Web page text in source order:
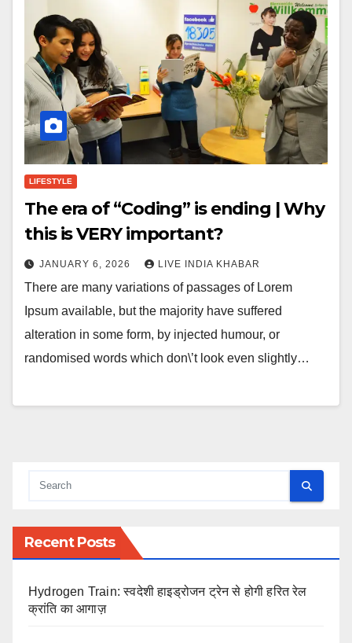
LIFESTYLE
The era of “Coding” is ending | Why
this is VERY important?
JANUARY 6, 2026 LIVE INDIA KHABAR
There are many variations of passages of Lorem
Ipsum available, but the majority have suffered
alteration in some form, by injected humour, or
randomised words which don\’t look even slightly…
Recent Posts
Hydrogen Train: स्वदेशी हाइड्रोजन ट्रेन से होगी हरित रेल
क्रांति का आगाज़